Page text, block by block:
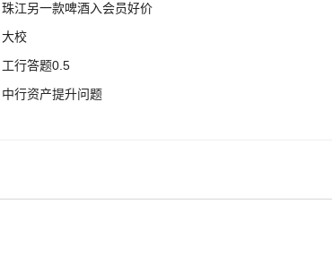
珠江另一款啤酒入会员好价
大校
工行答题0.5
中行资产提升问题